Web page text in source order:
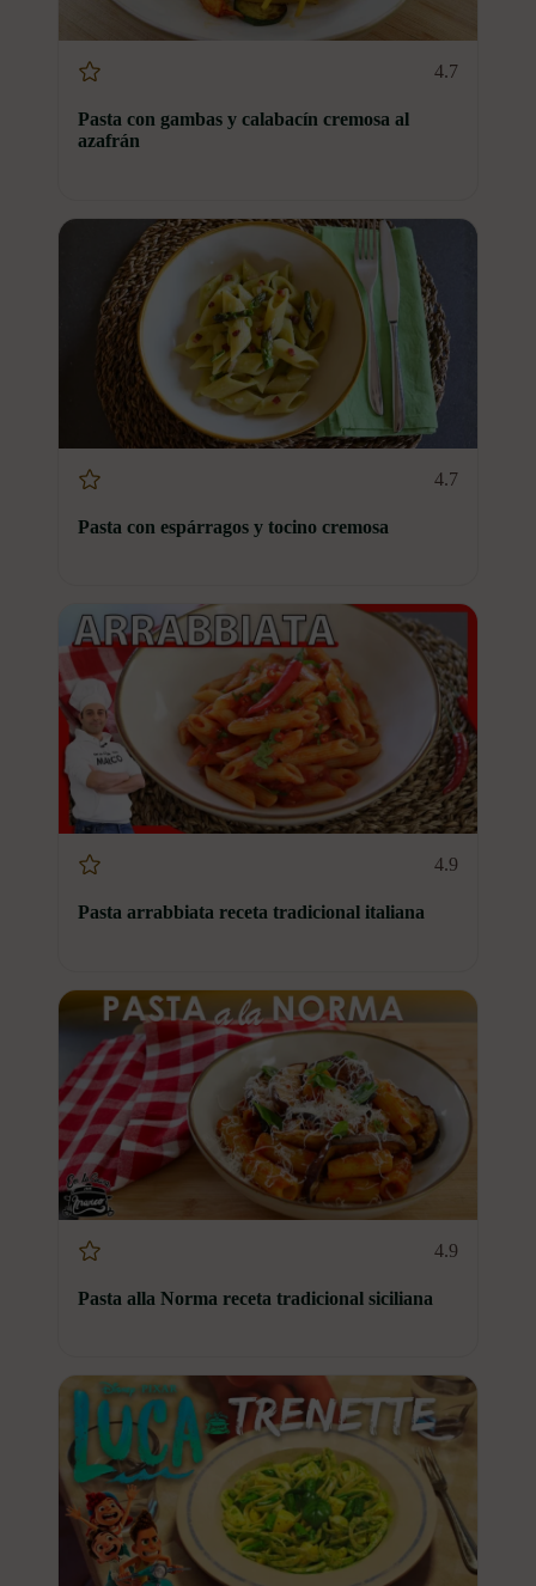
4.7
Pasta con gambas y calabacín cremosa al
azafrán
4.7
Pasta con espárragos y tocino cremosa
4.9
Pasta arrabbiata receta tradicional italiana
4.9
Pasta alla Norma receta tradicional siciliana